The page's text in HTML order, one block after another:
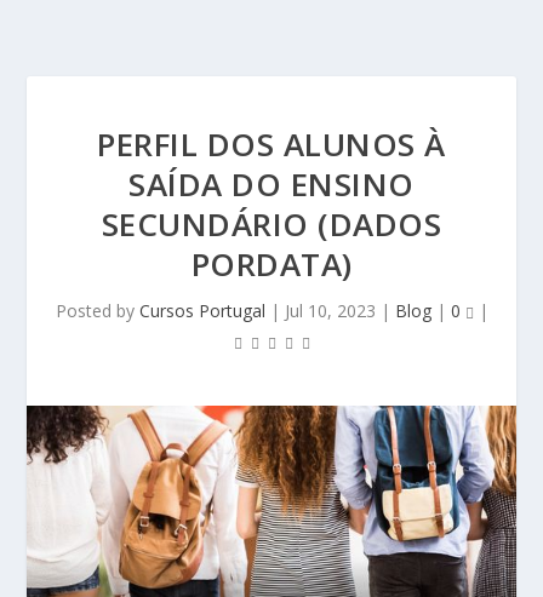
PERFIL DOS ALUNOS À
SAÍDA DO ENSINO
SECUNDÁRIO (DADOS
PORDATA)
Posted by Cursos Portugal | Jul 10, 2023 | Blog| 0 |